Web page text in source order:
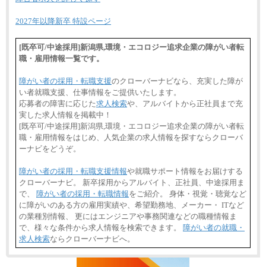
2027年以降新卒 特設ページ
[既卒可/中途採用]新潟県,環境・エコロジー追求企業の障がい者転
職・雇用情報一覧です。
障がい者の採用・転職支援のクローバーナビなら、充実した障が
い者就職支援、仕事情報をご提供いたします。
応募者の障害に応じた求人検索や、アルバイトから正社員まで充
実した求人情報を掲載中！
[既卒可/中途採用]新潟県,環境・エコロジー追求企業の障がい者転
職・雇用情報をはじめ、人気企業の求人情報を探すならクローバ
ーナビをどうぞ。
障がい者の採用・転職支援情報や就職サポート情報をお届けする
クローバーナビ。 新卒採用からアルバイト、正社員、中途採用ま
で、 障がい者の採用・転職情報をご紹介。 身体・視覚・聴覚など
に障がいのある方の雇用実績や、希望勤務地、メーカー・ ITなど
の業種別情報、 更にはエンジニアや事務関連などの職種情報ま
で、様々な条件から求人情報を検索できます。 障がい者の就職・
求人検索ならクローバーナビへ。